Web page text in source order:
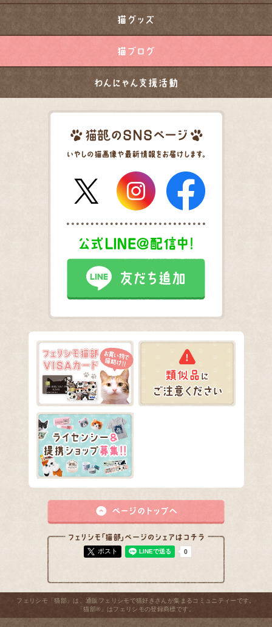
ポスト
フェリシモ「猫部」は、通販フェリシモで猫好きさんが集まるコミュニティーです。
「猫部®」はフェリシモの登録商標です。